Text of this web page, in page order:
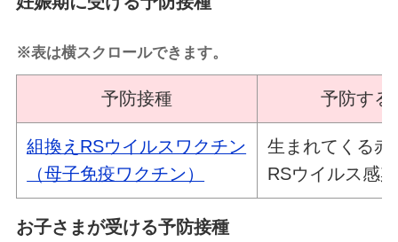
※表は横スクロールできます。
予防接種 予防する
組換えRSウイルスワクチン
（母子免疫ワクチン）
生まれてくる赤
RSウイルス感
お子さまが受ける予防接種